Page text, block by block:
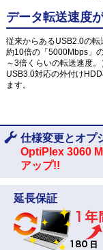
データ転送速度
従来からあるUSB2.0の
約10倍の「5000Mbps」
～3倍くらいの転送速度。
USB3.0対応の外付け
ます。
仕様変更とオプ
OptiPlex 3060
アップ!!
延長保証